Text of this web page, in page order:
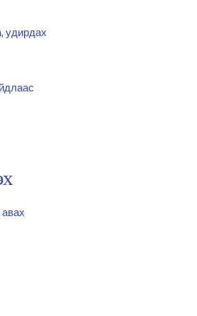
удирдах